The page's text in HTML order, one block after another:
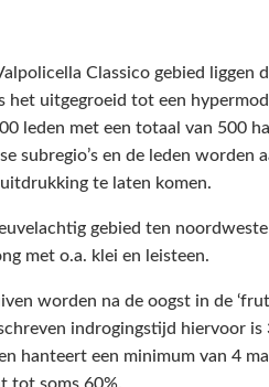
Classico gebied liggen
het uitgegroeid tot een
leden met een totaal van 500
subregio’s en de leden worden
te laten komen.
gebied ten
met o.a. klei en leisteen.
worden na de oogst in de
indrogingstijd hiervoor
hanteert een minimum van 4